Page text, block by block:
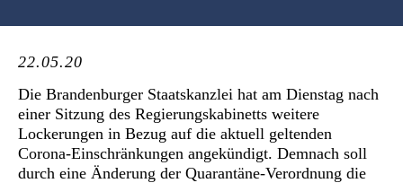
22.05.20
Die Brandenburger Staatskanzlei hat am Dienstag nach
einer Sitzung des Regierungskabinetts weitere
Lockerungen in Bezug auf die aktuell geltenden
Corona-Einschränkungen angekündigt. Demnach soll
durch eine Änderung der Quarantäne-Verordnung die